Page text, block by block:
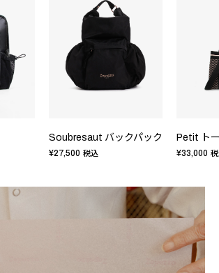
Soubresaut バックパック
¥27,500 税込
Petit ト
¥33,000